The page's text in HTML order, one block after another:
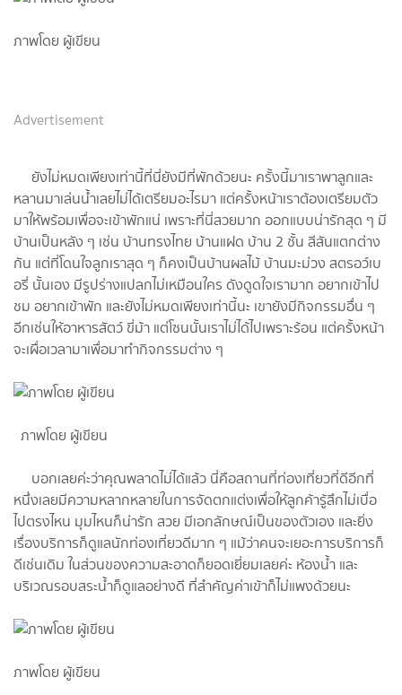
ภาพโดย ผู้เขียน
Advertisement
ยังไม่หมดเพียงเท่านี้ที่นี่ยังมีที่พักด้วยนะ ครั้งนี้มาเราพาลูกและ
หลานมาเล่นน้ำเลยไม่ได้เตรียมอะไรมา แต่ครั้งหน้าเราต้องเตรียมตัว
มาให้พร้อมเพื่อจะเข้าพักแน่ เพราะที่นี่สวยมาก ออกแบบน่ารักสุด ๆ มี
บ้านเป็นหลัง ๆ เช่น บ้านทรงไทย บ้านแฝด บ้าน 2 ชั้น สีสันแตกต่าง
กัน แต่ที่โดนใจลูกเราสุด ๆ ก็คงเป็นบ้านผลไม้ บ้านมะม่วง สตรอว์เบ
อรี่ นั้นเอง มีรูปร่างแปลกไม่เหมือนใคร ดังดูดใจเรามาก อยากเข้าไป
ชม อยากเข้าพัก และยังไม่หมดเพียงเท่านี้นะ เขายังมีกิจกรรมอื่น ๆ
อีกเช่นให้อาหารสัตว์ ขี่ม้า แต่โซนนั้นเราไม่ได้ไปเพราะร้อน แต่ครั้งหน้า
จะเผื่อเวลามาเพื่อมาทำกิจกรรมต่าง ๆ
ภาพโดย ผู้เขียน
บอกเลยค่ะว่าคุณพลาดไม่ได้แล้ว นี่คือสถานที่ท่องเที่ยวที่ดีอีกที่
หนึ่งเลยมีความหลากหลายในการจัดตกแต่งเพื่อให้ลูกค้ารู้สึกไม่เบื่อ
ไปตรงไหน มุมไหนก็น่ารัก สวย มีเอกลักษณ์เป็นของตัวเอง และยิ่ง
เรื่องบริการก็ดูแลนักท่องเที่ยวดีมาก ๆ แม้ว่าคนจะเยอะการบริการก็
ดีเช่นเดิม ในส่วนของความสะอาดก็ยอดเยี่ยมเลยค่ะ ห้องน้ำ และ
บริเวณรอบสระน้ำก็ดูแลอย่างดี ที่สำคัญค่าเข้าก็ไม่แพงด้วยนะ
ภาพโดย ผู้เขียน